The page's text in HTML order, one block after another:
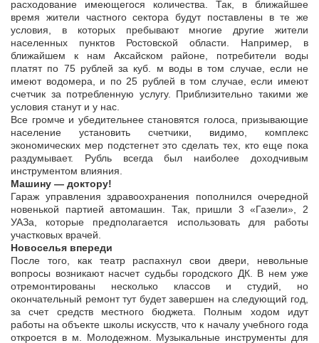
расходование имеющегося количества. Так, в ближайшее
время жители частного сектора будут поставлены в те же
условия, в которых пребывают многие другие жители
населенных пунктов Ростовской области. Например, в
ближайшем к нам Аксайском районе, потребители воды
платят по 75 рублей за куб. м воды в том случае, если не
имеют водомера, и по 25 рублей в том случае, если имеют
счетчик за потребленную услугу. Приблизительно такими же
условия станут и у нас.
Все громче и убедительнее становятся голоса, призывающие
население установить счетчики, видимо, комплекс
экономических мер подстегнет это сделать тех, кто еще пока
раздумывает. Рубль всегда был наиболее доходчивым
инструментом влияния.
Машину — доктору!
Гараж управления здравоохранения пополнился очередной
новенькой партией автомашин. Так, пришли 3 «Газели», 2
УАЗа, которые предполагается использовать для работы
участковых врачей.
Новоселья впереди
После того, как театр распахнул свои двери, невольные
вопросы возникают насчет судьбы городского ДК. В нем уже
отремонтированы несколько классов и студий, но
окончательный ремонт тут будет завершен на следующий год,
за счет средств местного бюджета. Полным ходом идут
работы на объекте школы искусств, что к началу учебного года
откроется в м. Молодежном. Музыкальные инструменты для